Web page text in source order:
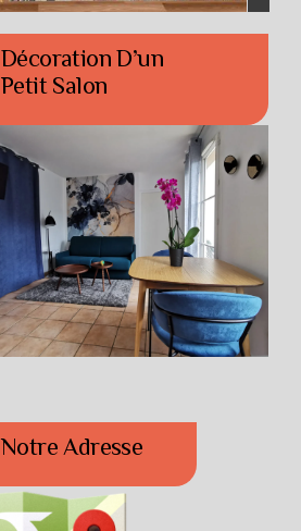
Décoration D’un
Petit Salon
Notre Adresse